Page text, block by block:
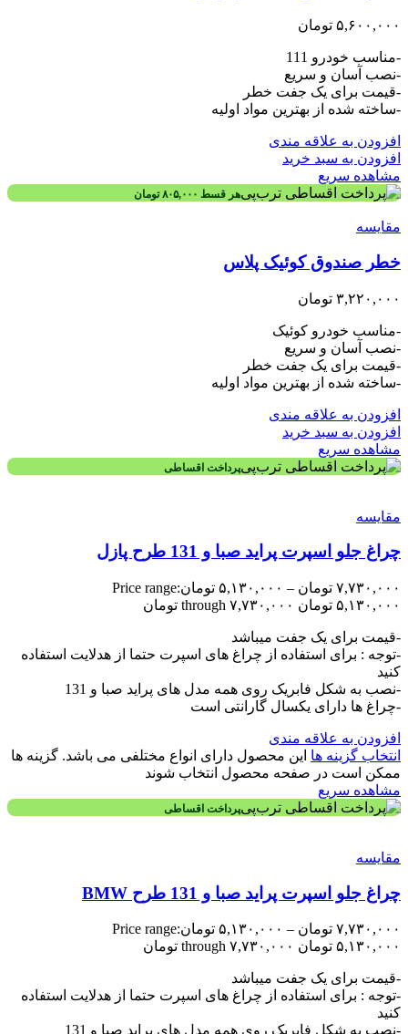
۵,۶۰۰,۰۰۰ تومان
-مناسب خودرو 111
-نصب آسان و سریع
-قیمت برای یک جفت خطر
-ساخته شده از بهترین مواد اولیه
افزودن به علاقه مندی
افزودن به سبد خرید
مشاهده سریع
هر قسط ۸۰۵,۰۰۰ تومان
مقایسه
خطر صندوق کوئیک پلاس
۳,۲۲۰,۰۰۰ تومان
-مناسب خودرو کوئیک
-نصب آسان و سریع
-قیمت برای یک جفت خطر
-ساخته شده از بهترین مواد اولیه
افزودن به علاقه مندی
افزودن به سبد خرید
مشاهده سریع
پرداخت اقساطی
مقایسه
چراغ جلو اسپرت پراید صبا و 131 طرح پازل
۷,۷۳۰,۰۰۰ تومان – ۵,۱۳۰,۰۰۰ تومانPrice range:
۵,۱۳۰,۰۰۰ تومان through ۷,۷۳۰,۰۰۰ تومان
-قیمت برای یک جفت میباشد
-توجه : برای استفاده از چراغ های اسپرت حتما از هدلایت استفاده
کنید
-نصب به شکل فابریک روی همه مدل های پراید صبا و 131
-چراغ ها دارای یکسال گارانتی است
افزودن به علاقه مندی
انتخاب گزینه ها این محصول دارای انواع مختلفی می باشد. گزینه ها
ممکن است در صفحه محصول انتخاب شوند
مشاهده سریع
پرداخت اقساطی
مقایسه
چراغ جلو اسپرت پراید صبا و 131 طرح BMW
۷,۷۳۰,۰۰۰ تومان – ۵,۱۳۰,۰۰۰ تومانPrice range:
۵,۱۳۰,۰۰۰ تومان through ۷,۷۳۰,۰۰۰ تومان
-قیمت برای یک جفت میباشد
-توجه : برای استفاده از چراغ های اسپرت حتما از هدلایت استفاده
کنید
-نصب به شکل فابریک روی همه مدل های پراید صبا و 131